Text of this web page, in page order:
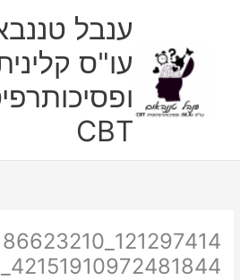
ענבל
עו"ס
CBT
42151910972481844_n